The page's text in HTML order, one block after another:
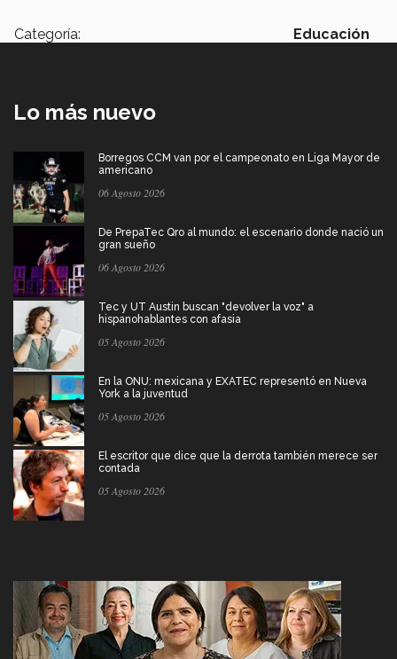
Categoría: Educación
Lo más nuevo
Borregos CCM van por el campeonato en Liga Mayor de
americano
06 Agosto 2026
De PrepaTec Qro al mundo: el escenario donde nació un
gran sueño
06 Agosto 2026
Tec y UT Austin buscan "devolver la voz" a
hispanohablantes con afasia
05 Agosto 2026
En la ONU: mexicana y EXATEC representó en Nueva
York a la juventud
05 Agosto 2026
El escritor que dice que la derrota también merece ser
contada
05 Agosto 2026